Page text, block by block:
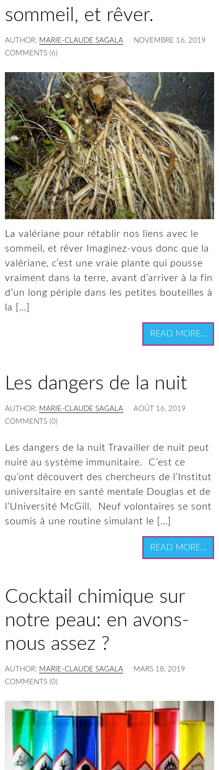
sommeil, et rêver.
AUTHOR: MARIE-CLAUDE SAGALA
NOVEMBRE 16, 2019
COMMENTS (6)
La valériane pour rétablir nos liens avec le
sommeil, et rêver Imaginez-vous donc que la
valériane, c’est une vraie plante qui pousse
vraiment dans la terre, avant d’arriver à la fin
d’un long périple dans les petites bouteilles à
la […]
READ MORE...
Les dangers de la nuit
AUTHOR: MARIE-CLAUDE SAGALA
AOÛT 16, 2019
COMMENTS (0)
Les dangers de la nuit Travailler de nuit peut
nuire au système immunitaire. C’est ce
qu’ont découvert des chercheurs de l’Institut
universitaire en santé mentale Douglas et de
l’Université McGill. Neuf volontaires se sont
soumis à une routine simulant le […]
READ MORE...
Cocktail chimique sur
notre peau: en avons-
nous assez ?
AUTHOR: MARIE-CLAUDE SAGALA
MARS 18, 2019
COMMENTS (0)